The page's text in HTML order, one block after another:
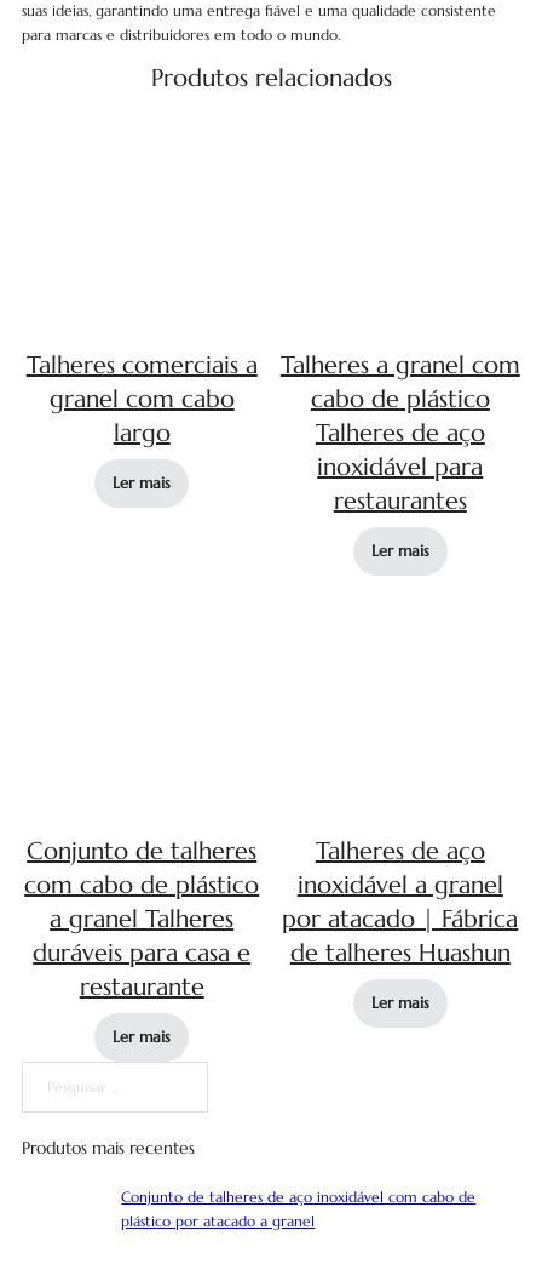
suas ideias, garantindo uma entrega fiável e uma qualidade consistente
para marcas e distribuidores em todo o mundo.
Produtos relacionados
Talheres comerciais a
granel com cabo
largo
Ler mais
Talheres a granel com
cabo de plástico
Talheres de aço
inoxidável para
restaurantes
Ler mais
Conjunto de talheres
com cabo de plástico
a granel Talheres
duráveis para casa e
restaurante
Ler mais
Talheres de aço
inoxidável a granel
por atacado | Fábrica
de talheres Huashun
Ler mais
Pesquisar
Produtos mais recentes
Conjunto de talheres de aço inoxidável com cabo de
plástico por atacado a granel